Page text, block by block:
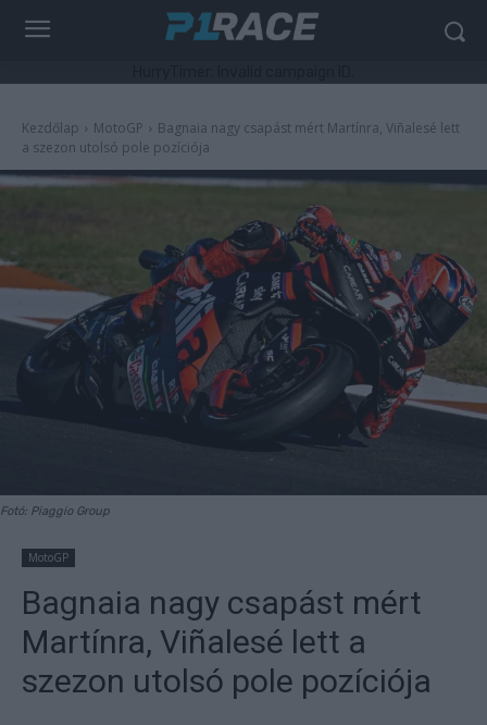
Kezdőlap MotoGP
Bagnaia nagy csapást mért Martínra, Viñalesé lett
a szezon utolsó pole pozíciója
Fotó: Piaggio Group
MotoGP
Bagnaia nagy csapást mért
Martínra, Viñalesé lett a
szezon utolsó pole pozíciója